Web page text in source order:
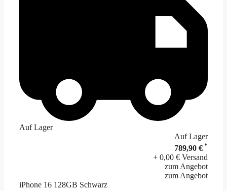
Auf Lager
Auf Lager
789,90 € *
+ 0,00 € Versand
zum Angebot
zum Angebot
iPhone 16 128GB Schwarz